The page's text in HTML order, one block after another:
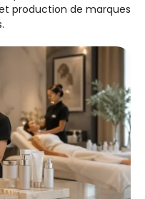
production de marques